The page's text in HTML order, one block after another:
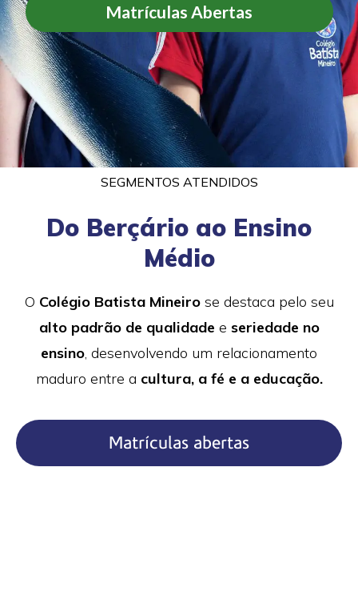
Matrículas Abertas
SEGMENTOS ATENDIDOS
Do Berçário​ ao Ensino
Médio
O Colégio Batista Mineirose destaca pelo seu
alto padrão de qualidade e seriedade no
ensino , desenvolvendo um relacionamento
maduro entre a cultura, a fé e a educação.
Matrículas abertas